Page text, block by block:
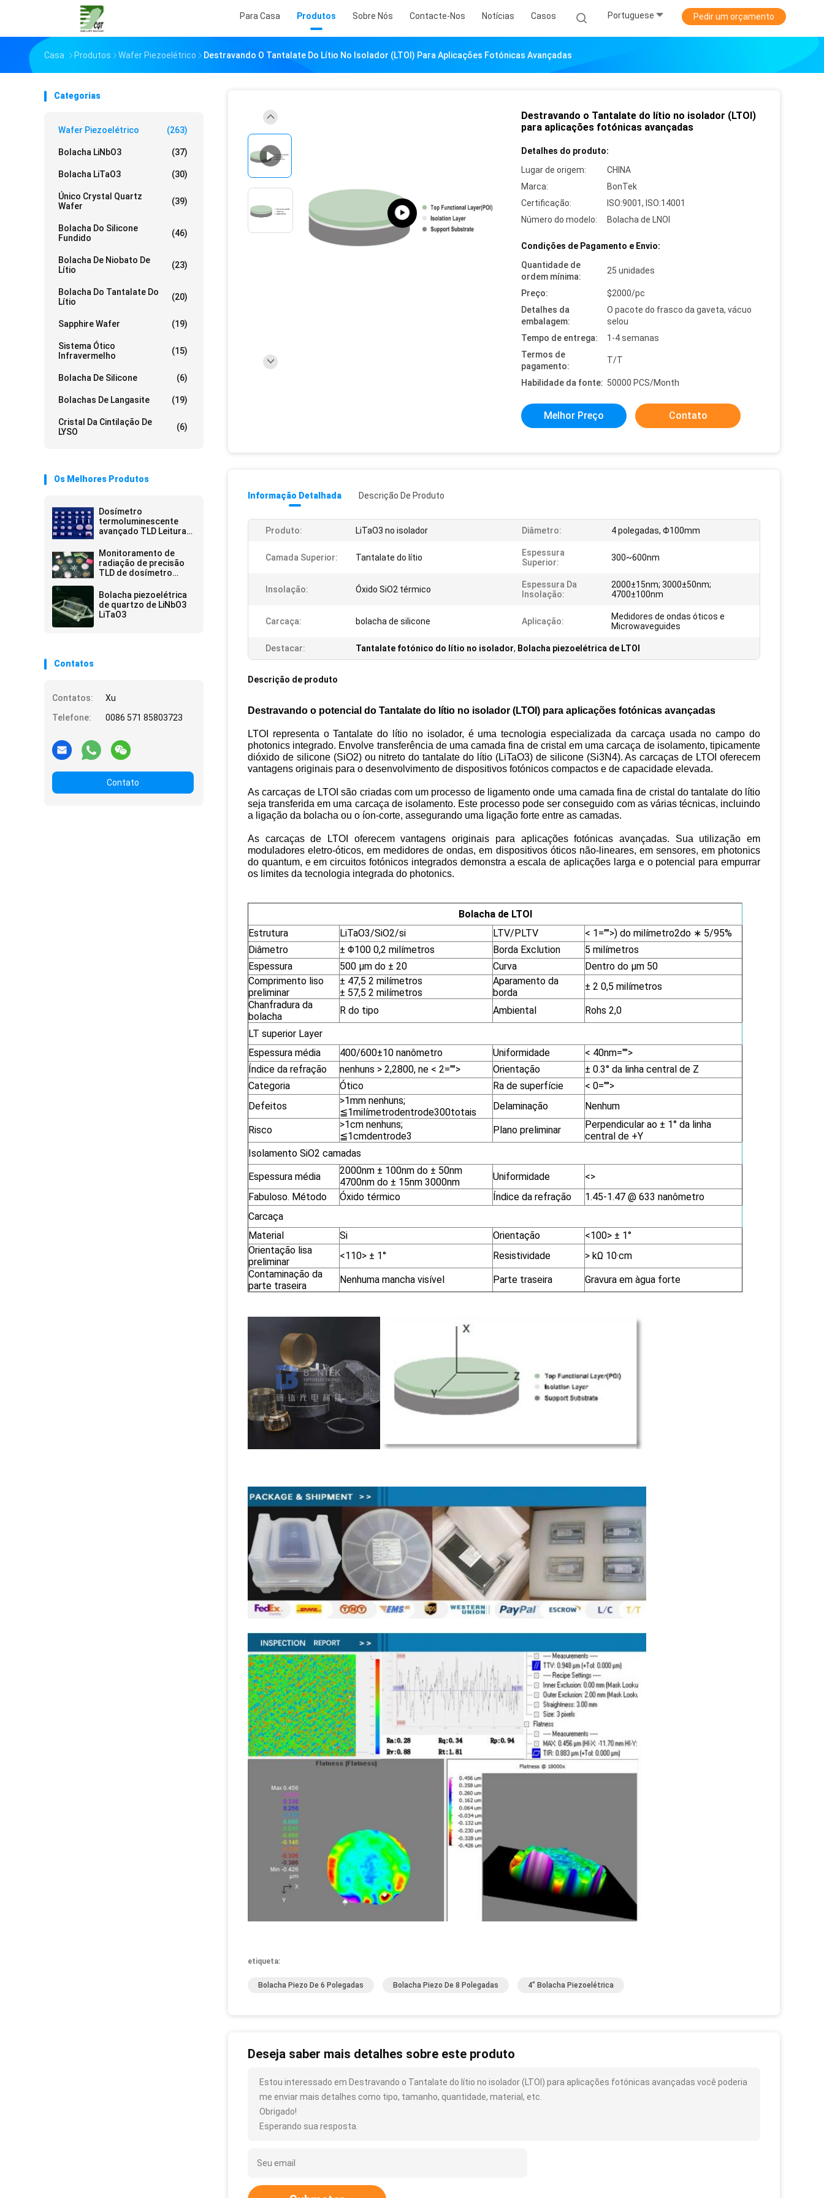
Para Casa Produtos Sobre Nós Contacte-Nos Notícias Casos Portuguese Pedir um orçamento
Casa Produtos Wafer Piezoelétrico Destravando O Tantalate Do Lítio No Isolador (LTOI) Para Aplicações Fotónicas Avançadas
Categorias
Wafer Piezoelétrico (263)
Bolacha LiNbO3 (37)
Bolacha LiTaO3 (30)
Único Crystal Quartz
Wafer
(39)
Bolacha Do Silicone
Fundido
(46)
Bolacha De Niobato De
Lítio
(23)
Bolacha Do Tantalate Do
Lítio
(20)
Sapphire Wafer (19)
Sistema Ótico
Infravermelho
(15)
Bolacha De Silicone (6)
Bolachas De Langasite (19)
Cristal Da Cintilação De
LYSO
(6)
Os Melhores Produtos
Dosímetro
termoluminescente
avançado TLD Leituras
contra radiações
incomparável
Monitoramento de
radiação de precisão
TLD de dosímetro
confiável para precisão
de segurança
Bolacha piezoelétrica
de quartzo de LiNbO3
LiTaO3
Contatos
Contatos:
Xu
Telefone:
0086 571 85803723
Contato
Destravando o Tantalate do lítio no isolador (LTOI)
para aplicações fotónicas avançadas
Detalhes do produto:
Lugar de origem:
CHINA
Marca:
BonTek
Certificação:
ISO:9001, ISO:14001
Número do modelo:
Bolacha de LNOI
Condições de Pagamento e Envio:
Quantidade de
ordem mínima:
25 unidades
Preço:
$2000/pc
Detalhes da
embalagem:
O pacote do frasco da gaveta, vácuo
selou
Tempo de entrega:
1-4 semanas
Termos de
pagamento:
T/T
Habilidade da fonte: 50000 PCS/Month
Melhor Preço Contato
Informação Detalhada Descrição De Produto
Produto: LiTaO3 no isolador Diâmetro: 4 polegadas, Φ100mm
Camada Superior: Tantalate do lítio
Espessura
Superior:
300~600nm
Insolação: Óxido SiO2 térmico
Espessura Da
Insolação:
2000±15nm; 3000±50nm;
4700±100nm
Carcaça: bolacha de silicone Aplicação:
Medidores de ondas óticos e
Microwaveguides
Destacar: Tantalate fotónico do lítio no isolador, Bolacha piezoelétrica de LTOI
Descrição de produto
Destravando o potencial do Tantalate do lítio no isolador (LTOI) para aplicações fotónicas avançadas
LTOI representa o Tantalate do lítio no isolador, é uma tecnologia especializada da carcaça usada no campo do
photonics integrado. Envolve transferência de uma camada fina de cristal em uma carcaça de isolamento, tipicamente
dióxido de silicone (SiO2) ou nitreto do tantalate do lítio (LiTaO3) de silicone (Si3N4). As carcaças de LTOI oferecem
vantagens originais para o desenvolvimento de dispositivos fotónicos compactos e de capacidade elevada.
As carcaças de LTOI são criadas com um processo de ligamento onde uma camada fina de cristal do tantalate do lítio
seja transferida em uma carcaça de isolamento. Este processo pode ser conseguido com as várias técnicas, incluindo
a ligação da bolacha ou o íon-corte, assegurando uma ligação forte entre as camadas.
As carcaças de LTOI oferecem vantagens originais para aplicações fotónicas avançadas. Sua utilização em
moduladores eletro-óticos, em medidores de ondas, em dispositivos óticos não-lineares, em sensores, em photonics
do quantum, e em circuitos fotónicos integrados demonstra a escala de aplicações larga e o potencial para empurrar
os limites da tecnologia integrada do photonics.
Bolacha de LTOI
Estrutura
LiTaO3/SiO2/si LTV/PLTV < 1="">) do milímetro2do ∗ 5/95%
Diâmetro
± Φ100 0,2 milímetros Borda Exclution
5 milímetros
Espessura
500 μm do ± 20 Curva
Dentro do μm 50
Comprimento liso
preliminar
± 47,5 2 milímetros
± 57,5 2 milímetros
Aparamento da
borda
± 2 0,5 milímetros
Chanfradura da
bolacha
R do tipo Ambiental
Rohs 2,0
LT superior Layer
Espessura média
400/600±10 nanômetro Uniformidade
< 40nm="">
Índice da refração
nenhuns > 2,2800, ne < 2=""> Orientação
± 0.3° da linha central de Z
Categoria
Ótico Ra de superfície
< 0="">
Defeitos
>1mm nenhuns;
≦1milímetrodentrode300totais
Delaminação Nenhum
Risco >1cm nenhuns;
≦1cmdentrode3
Plano preliminar
Perpendicular ao ± 1° da linha
central de +Y
Isolamento SiO2 camadas
Espessura média
2000nm ± 100nm do ± 50nm
4700nm do ± 15nm 3000nm
Uniformidade
<>
Fabuloso. Método
Óxido térmico Índice da refração
1.45-1.47 @ 633 nanômetro
Carcaça
Material
Si Orientação <100> ± 1°
Orientação lisa
preliminar
<110> ± 1° Resistividade > kΩ 10·cm
Contaminação da
parte traseira
Nenhuma mancha visível Parte traseira Gravura em àgua forte
etiqueta:
Bolacha Piezo De 6 Polegadas Bolacha Piezo De 8 Polegadas 4" Bolacha Piezoelétrica
Deseja saber mais detalhes sobre este produto
Estou interessado em Destravando o Tantalate do lítio no isolador (LTOI) para aplicações fotónicas avançadas você poderia
me enviar mais detalhes como tipo, tamanho, quantidade, material, etc.
Obrigado!
Esperando sua resposta.